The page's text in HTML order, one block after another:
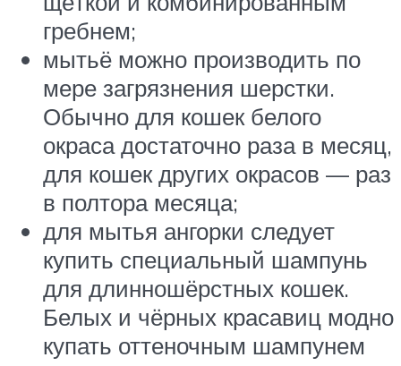
гребнем;
мытьё можно производить по
мере загрязнения шерстки.
Обычно для кошек белого
окраса достаточно раза в месяц,
для кошек других окрасов — раз
в полтора месяца;
для мытья ангорки следует
купить специальный шампунь
для длинношёрстных кошек.
Белых и чёрных красавиц модно
купать оттеночным шампунем